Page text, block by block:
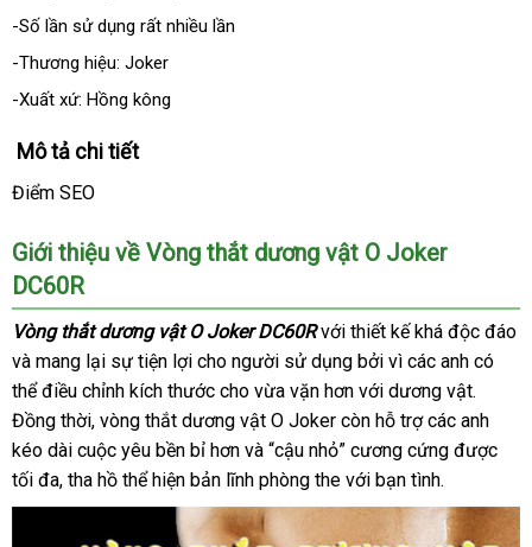
-Số lần sử dụng Úc
rất nhiều lần
-Thương hiệu: Joker
-Xuất xứ: Hồng kông
Mô tả chi tiết
Điểm SEO
Giới thiệu về Vòng thắt dương vật O Joker
DC60R
Vòng thắt dương vật O Joker DC60R cung
cấp
với thiết kếở
đâu
khá độc đáo
miễn
phí
và mang lại sự tiện lợi cho người sử dụng địa
chỉ
bởi vì Hàn
Quốc
các anh tại
nhà
có
thể điều chỉnh kích thước cho vừa vặn hơn Lazada
với dương vậtnơi
nào
.
Đồng thờiLazada
, vòng thắt dương vật O Joker còn hỗ trợso
sánh
các anh
kéo dài cuộc yêu bền bỉ hơn chiết
khấu
và “cậu nhỏ” cương cứng nơi
được
tối đacung
cấp
, tha hồ thể hiện bản lĩnh phòng the an
toàn
với bạn tình.